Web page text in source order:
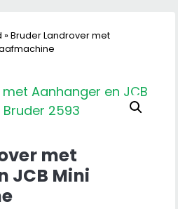
» Bruder Landrover met
met
JCB Mini